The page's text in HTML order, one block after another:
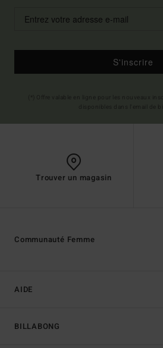
S'inscrire
Trouver un magasin
AIDE
BILLABONG
Communauté Femme